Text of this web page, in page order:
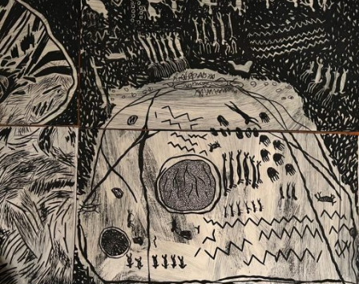
Configuración de cookies
Universidad de los Andes | Vigilada Mineducación.
Reconocimiento como universidad: Decreto 1297 del 30
de mayo de 1964. Reconocimiento de personería jurídica:
Resolución 28 del 23 de febrero de 1949, Minjusticia.
Acreditación institucional de alta calidad, 10 años:
Resolución 000194 del 16 de enero del 2025.
Ext. 2626
Posgrados
Ext. 4925
Educación
Continua
Ext. 4795